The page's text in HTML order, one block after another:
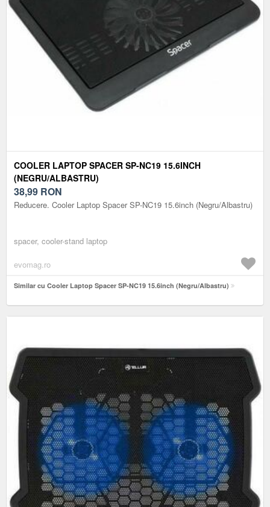
COOLER LAPTOP SPACER SP-NC19 15.6INCH
(NEGRU/ALBASTRU)
38,99 RON
Reducere. Cooler Laptop Spacer SP-NC19 15.6inch (Negru/Albastru)
spacer, cooler-stand laptop
evomag.ro
Similar cu Cooler Laptop Spacer SP-NC19 15.6inch (Negru/Albastru)